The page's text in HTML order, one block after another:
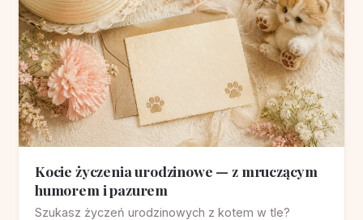
Kocie życzenia urodzinowe — z mruczącym
humorem i pazurem
Szukasz życzeń urodzinowych z kotem w tle?